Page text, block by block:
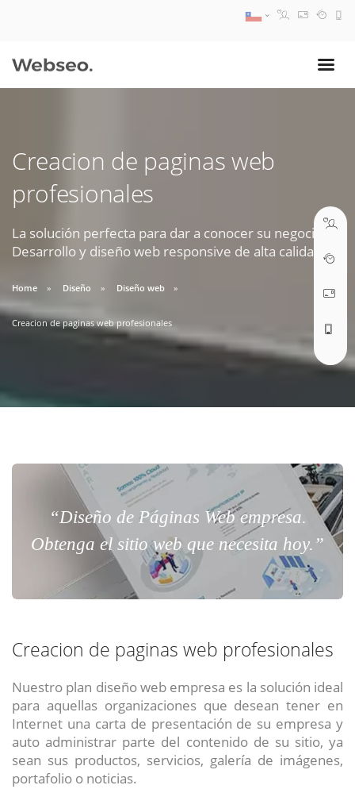
Creacion de paginas web
profesionales
La solución perfecta para dar a conocer su negocio.
Desarrollo y diseño web responsive de alta calidad.
Home Diseño Diseño web
Creacion de paginas web profesionales
“Diseño de Páginas Web empresa.
Obtenga el sitio web que necesita hoy.”
Creacion de paginas web profesionales
Nuestro plan diseño web empresa es la solución ideal
para aquellas organizaciones que desean tener en
Internet una carta de presentación de su empresa y
auto administrar parte del contenido de su sitio, ya
sean sus productos, servicios, galería de imágenes,
portafolio o noticias.
09:30 AM A 18:30 PM
soporte@webseo.cl